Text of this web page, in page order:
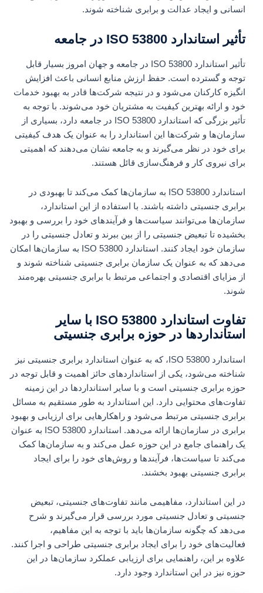
انسانی و ایجاد عدالت و برابری شناخته شوند.
تأثیر استاندارد ISO 53800 در جامعه
تأثیر استاندارد ISO 53800 در جامعه و جهان امروز بسیار قابل
توجه و گسترده است. حفظ ارزش منابع انسانی باعث افزایش
انگیزه کارکنان می‌شود و در نتیجه شرکت‌ها قادر به بهبود خدمات
خود و ارائه بهترین کیفیت به مشتریان خود می‌شوند. با توجه به
تأثیر بزرگی که استاندارد ISO 53800 در جامعه دارد، بسیاری از
سازمان‌ها و شرکت‌ها این استاندارد را به عنوان یک هدف کیفیتی
برای خود در نظر می‌گیرند و به جامعه نشان می‌دهند که اهمیتی
برای نیروی کار و فرهنگ‌سازی قائل هستند.
استاندارد ISO 53800 به سازمان‌ها کمک می‌کند تا بهبودی در
برابری جنسیتی داشته باشند. با استفاده از این استاندارد،
سازمان‌ها می‌توانند سیاست‌ها و فرآیندهای خود را بررسی و بهبود
بخشیده تا تبعیض جنسیتی را از بین ببرند و تعادل جنسیتی را در
سازمان خود ایجاد کنند. استاندارد ISO 53800 به سازمان‌ها امکان
می‌دهد که به عنوان یک سازمان برابری جنسیتی شناخته شوند و
از مزایای اقتصادی و اجتماعی مرتبط با برابری جنسیتی بهره‌مند
شوند.
تفاوت استاندارد ISO 53800 با سایر
استانداردها در حوزه برابری جنسیتی
استاندارد ISO 53800، که به عنوان استاندارد برابری جنسیتی نیز
شناخته می‌شود، یکی از استانداردهای حائز اهمیت و قابل توجه در
حوزه برابری جنسیتی است و با سایر استانداردها در این زمینه
تفاوت‌های محتوایی دارد. این استاندارد به طور مستقیم به مسائل
برابری جنسیتی مرتبط می‌شود و راهکارهایی برای ارزیابی و بهبود
برابری در سازمان‌ها ارائه می‌دهد. استاندارد ISO 53800 به عنوان
یک راهنمای جامع در این حوزه عمل می‌کند و به سازمان‌ها کمک
می‌کند تا سیاست‌ها، فرآیندها و روش‌های خود را برای ایجاد
برابری جنسیتی بهبود بخشند.
در این استاندارد، مفاهیمی مانند تفاوت‌های جنسیتی، تبعیض
جنسیتی و تعادل جنسیتی مورد بررسی قرار می‌گیرند و شرح
می‌دهد که چگونه سازمان‌ها باید با توجه به این مفاهیم،
فعالیت‌های خود را برای ایجاد برابری جنسیتی طراحی و اجرا کنند.
علاوه بر این، راهنمایی برای ارزیابی عملکرد سازمان‌ها در این
حوزه نیز در این استاندارد وجود دارد.